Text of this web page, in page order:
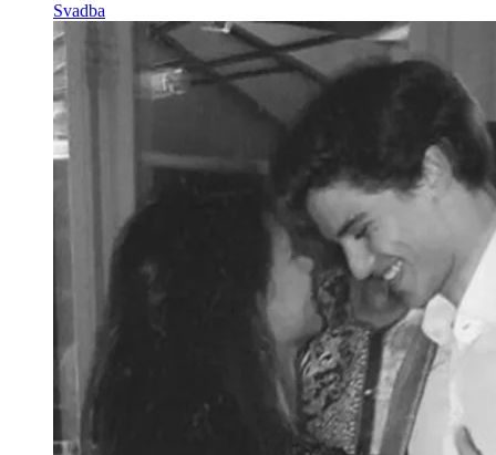
Svadba